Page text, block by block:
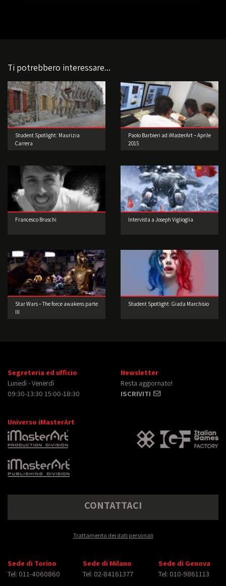
Ti potrebbero interessare...
Student Spotlight: Maurizia
Carrera
Paolo Barbieri ad iMasterArt – Aprile
2015
Francesco Bruschi Intervista a Joseph Viglioglia
Star Wars – The force awakens parte
III
Student Spotlight: Giada Marchisio
Segreteria ed ufficio
Lunedì - Venerdì
09:30-13:30 15:00-18:30
Newsletter
Resta aggiornato!
ISCRIVITI
Universo iMasterArt
CONTATTACI
Trattamento dei dati personali
Sede di Torino
Tel: 011-4060860
Sede di Milano
Tel: 02-84161377
Sede di Genova
Tel: 010-9861113